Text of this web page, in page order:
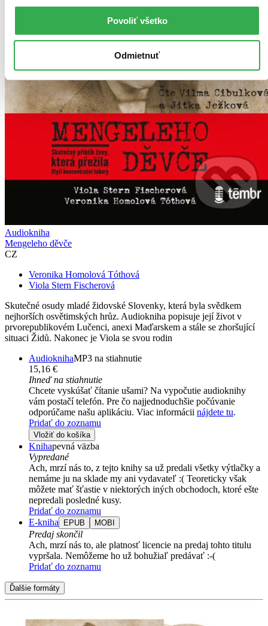
Povoliť všetko
Odmietnuť
Audiokniha
Mengeleho děvče
CZ
Veronika Homolová Tóthová
Viola Stern Fischerová
Skutečné osudy mladé židovské Slovenky, která byla svědkem
nejhorších osvětimských hrůz. Audiokniha popisuje její život v
prvorepublikovém Lučenci, anexi Maďarskem a stále se zhoršující
situaci Židů. Nakonec je Viola se svou rodin
AudioknihaMP3 na stiahnutie
15,16 €
Ihneď na stiahnutie
Chcete vyskúšať čítanie ušami? Na vypočutie audioknihy
vám postačí telefón. Pre čo najjednoduchšie počúvanie
odporúčame našu aplikáciu. Viac informácii nájdete tu.
Pridať do zoznamu
Vložiť do košíka
Knihapevná väzba
Vypredané
Ach, mrzí nás to, z tejto knihy sa už predali všetky výtlačky a
nemáme ju na sklade my ani vydavateľ :( Teoreticky však
môžete mať šťastie v niektorých iných obchodoch, ktoré ešte
nepredali posledné kusy.
Pridať do zoznamu
E-kniha
EPUB MOBI
Predaj skončil
Ach, mrzí nás to, ale platnosť licencie na predaj tohto titulu
vypršala. Nemôžeme ho už bohužiaľ predávať :-(
Pridať do zoznamu
Ďalšie formáty